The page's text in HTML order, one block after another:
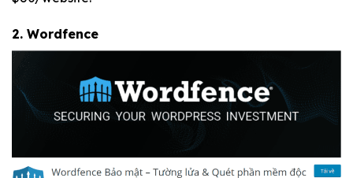
2. Wordfence